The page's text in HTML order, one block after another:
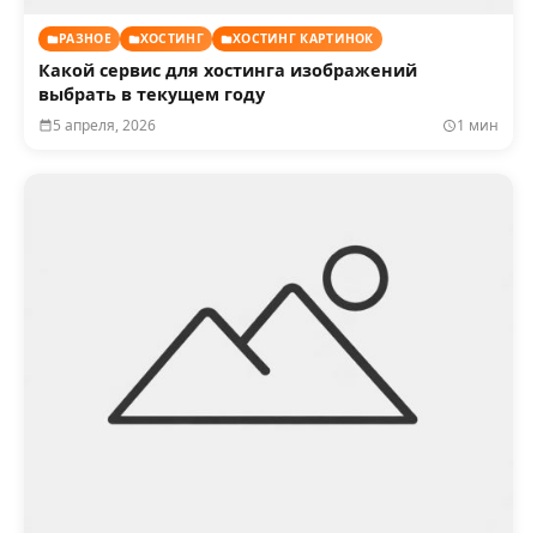
РАЗНОЕ ХОСТИНГ ХОСТИНГ КАРТИНОК
Какой сервис для хостинга изображений
выбрать в текущем году
5 апреля, 2026 1 мин